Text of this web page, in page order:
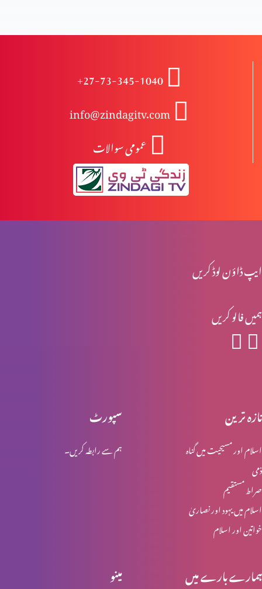
درد سے پاک راستے کے خطرات (2-2)
درد سے پاک راستے کے خطرات (1-2)
یسوع کی تمثیلیں: خود کو پرکھنا (2-2)
+27-73-345-1040
info@zindagitv.com
عمومی سوالات
ایپ ڈاؤن لوڈ کریں
ہمیں فالو کریں
سپورٹ
ہم سے رابطہ کریں۔
تازہ ترین
اسلام اور مسیحیت میں گناہ
ذمی
صراط مستقیم
اسلام میں یہود اور نصاریٰ
خواتین اور اسلام
مینو ہمارے بارے میں